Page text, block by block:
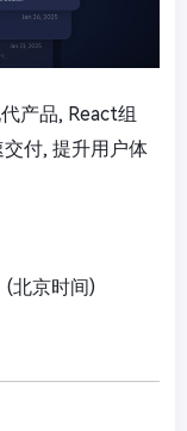
产品, React组
付, 提升用户体
(北京时间)